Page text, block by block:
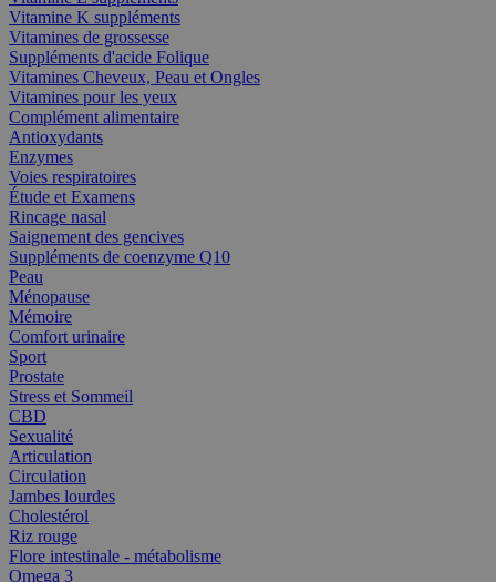
Vitamine K suppléments
Vitamines de grossesse
Suppléments d'acide Folique
Vitamines Cheveux, Peau et Ongles
Vitamines pour les yeux
Complément alimentaire
Antioxydants
Enzymes
Voies respiratoires
Étude et Examens
Rincage nasal
Saignement des gencives
Suppléments de coenzyme Q10
Peau
Ménopause
Mémoire
Comfort urinaire
Sport
Prostate
Stress et Sommeil
CBD
Sexualité
Articulation
Circulation
Jambes lourdes
Cholestérol
Riz rouge
Flore intestinale - métabolisme
Omega 3